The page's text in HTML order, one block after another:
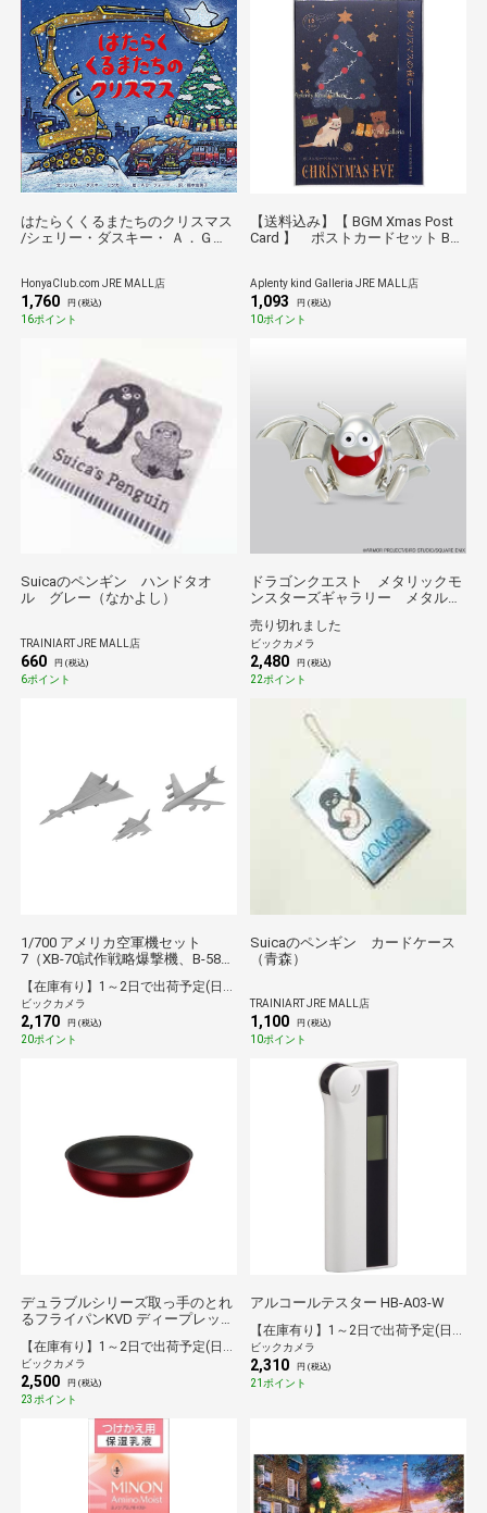
はたらくくるまたちのクリスマス
/シェリー・ダスキー・ Ａ．Ｇ．
HonyaClub.com JRE MALL店
1,760 円 (税込)
16ポイント
【送料込み】【 BGM Xmas Post
Card 】 ポストカードセット BC-
イン Happy Holiday Merry
Christmas X'mas はがき クリスマ
スカード プレゼント ギフトに お
Aplenty kind Galleria JRE MALL店
1,093 円 (税込)
10ポイント
Suicaのペンギン ハンドタオ
ル グレー（なかよし）
TRAINIART JRE MALL店
660 円 (税込)
6ポイント
ドラゴンクエスト メタリックモ
ンスターズギャラリー メタルド
売り切れました
ビックカメラ
2,480 円 (税込)
22ポイント
1/700 アメリカ空軍機セット
7（XB-70試作戦略爆撃機、B-58戦
ビックカメラ
2,170 円 (税込)
20ポイント
Suicaのペンギン カードケース
（青森）
TRAINIART JRE MALL店
1,100 円 (税込)
10ポイント
デュラブルシリーズ取っ手のとれ
るフライパンKVD ディープレッド
ビックカメラ
2,500 円 (税込)
23ポイント
アルコールテスター HB-A03-W
ビックカメラ
2,310 円 (税込)
21ポイント